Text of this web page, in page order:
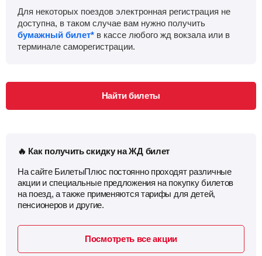
Для некоторых поездов электронная регистрация не
доступна, в таком случае вам нужно получить
бумажный билет* в кассе любого жд вокзала или в
терминале саморегистрации.
Найти билеты
🔥 Как получить скидку на ЖД билет
На сайте БилетыПлюс постоянно проходят различные
акции и специальные предложения на покупку билетов
на поезд, а также применяются тарифы для детей,
пенсионеров и другие.
Посмотреть все акции